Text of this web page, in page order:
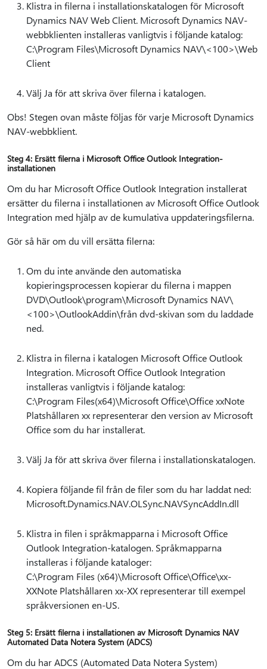
Klistra in filerna i installationskatalogen för Microsoft
Dynamics NAV Web Client. Microsoft Dynamics NAV-
webbklienten installeras vanligtvis i följande katalog:
C:\Program Files\Microsoft Dynamics NAV\<100>\Web
Client
Välj Ja för att skriva över filerna i katalogen.
Obs! Stegen ovan måste följas för varje Microsoft Dynamics
NAV-webbklient.
Steg 4: Ersätt filerna i Microsoft Office Outlook Integration-
installationen
Om du har Microsoft Office Outlook Integration installerat
ersätter du filerna i installationen av Microsoft Office Outlook
Integration med hjälp av de kumulativa uppdateringsfilerna.
Gör så här om du vill ersätta filerna:
Om du inte använde den automatiska
kopieringsprocessen kopierar du filerna i mappen
DVD\Outlook\program\Microsoft Dynamics NAV\
<100>\OutlookAddin\från dvd-skivan som du laddade
ned.
Klistra in filerna i katalogen Microsoft Office Outlook
Integration. Microsoft Office Outlook Integration
installeras vanligtvis i följande katalog:
C:\Program Files(x64)\Microsoft Office\Office xxNote
Platshållaren xx representerar den version av Microsoft
Office som du har installerat.
Välj Ja för att skriva över filerna i installationskatalogen.
Kopiera följande fil från de filer som du har laddat ned:
Microsoft.Dynamics.NAV.OLSync.NAVSyncAddIn.dll
Klistra in filen i språkmapparna i Microsoft Office
Outlook Integration-katalogen. Språkmapparna
installeras i följande kataloger:
C:\Program Files (x64)\Microsoft Office\Office\xx-
XXNote Platshållaren xx-XX representerar till exempel
språkversionen en-US.
Steg 5: Ersätt filerna i installationen av Microsoft Dynamics NAV
Automated Data Notera System (ADCS)
Om du har ADCS (Automated Data Notera System)